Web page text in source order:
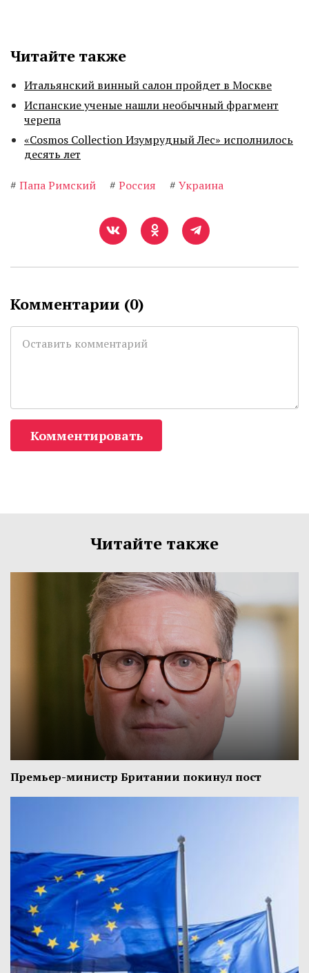
Читайте также
Итальянский винный салон пройдет в Москве
Испанские ученые нашли необычный фрагмент
черепа
«Cosmos Collection Изумрудный Лес» исполнилось
десять лет
# Папа Римский # Россия # Украина
Комментарии (0)
Комментировать
Читайте также
Премьер-министр Британии покинул пост